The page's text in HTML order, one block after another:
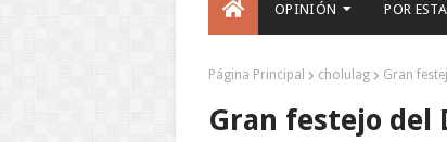
OPINIÓN POR
Página Principal cholulag Gran
Gran festejo del